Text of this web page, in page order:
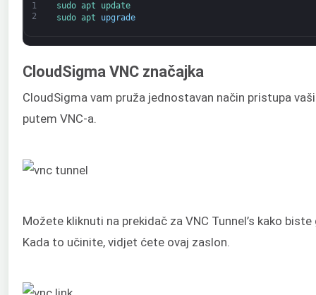
1
2
sudo apt
update
sudo apt upgrade
CloudSigma VNC značajka
CloudSigma vam pruža jednostavan način pristupa
putem VNC-a.
Možete kliknuti na prekidač za VNC Tunnel’s kako
Kada to učinite, vidjet ćete ovaj zaslon.